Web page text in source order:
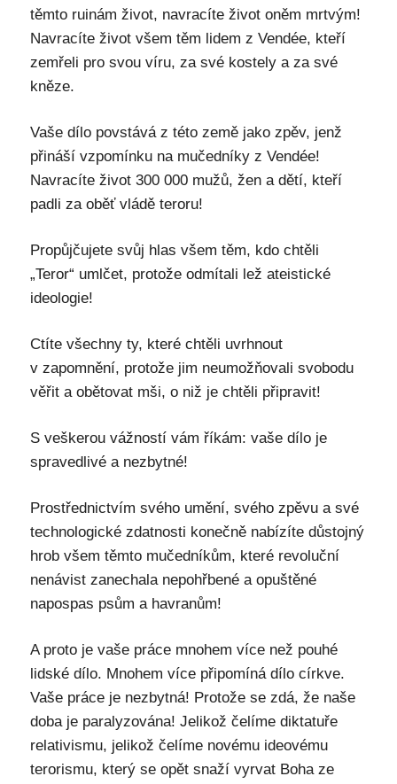
těmto ruinám život, navracíte život oněm mrtvým!
Navracíte život všem těm lidem z Vendée, kteří
zemřeli pro svou víru, za své kostely a za své
kněze.
Vaše dílo povstává z této země jako zpěv, jenž
přináší vzpomínku na mučedníky z Vendée!
Navracíte život 300 000 mužů, žen a dětí, kteří
padli za oběť vládě teroru!
Propůjčujete svůj hlas všem těm, kdo chtěli
„Teror“ umlčet, protože odmítali lež ateistické
ideologie!
Ctíte všechny ty, které chtěli uvrhnout
v zapomnění, protože jim neumožňovali svobodu
věřit a obětovat mši, o niž je chtěli připravit!
S veškerou vážností vám říkám: vaše dílo je
spravedlivé a nezbytné!
Prostřednictvím svého umění, svého zpěvu a své
technologické zdatnosti konečně nabízíte důstojný
hrob všem těmto mučedníkům, které revoluční
nenávist zanechala nepohřbené a opuštěné
napospas psům a havranům!
A proto je vaše práce mnohem více než pouhé
lidské dílo. Mnohem více připomíná dílo církve.
Vaše práce je nezbytná! Protože se zdá, že naše
doba je paralyzována! Jelikož čelíme diktatuře
relativismu, jelikož čelíme novému ideovému
terorismu, který se opět snaží vyrvat Boha ze